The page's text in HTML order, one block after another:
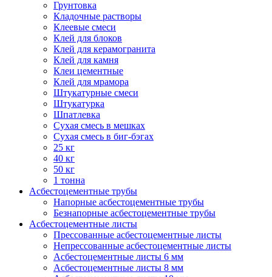
Грунтовка
Кладочные растворы
Клеевые смеси
Клей для блоков
Клей для керамогранита
Клей для камня
Клеи цементные
Клей для мрамора
Штукатурные смеси
Штукатурка
Шпатлевка
Сухая смесь в мешках
Сухая смесь в биг-бэгах
25 кг
40 кг
50 кг
1 тонна
Асбестоцементные трубы
Напорные асбестоцементные трубы
Безнапорные асбестоцементные трубы
Асбестоцементные листы
Прессованные асбестоцементные листы
Непрессованные асбестоцементные листы
Асбестоцементные листы 6 мм
Асбестоцементные листы 8 мм